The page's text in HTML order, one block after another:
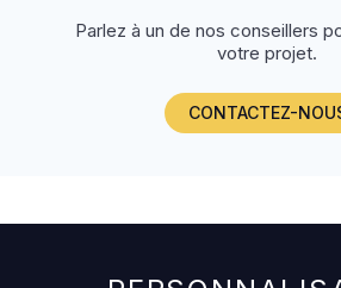
Parlez à un de nos conseillers
votre projet.
CONTACTEZ-